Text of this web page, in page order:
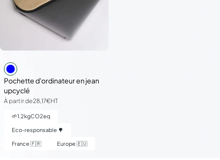
Pochette d'ordinateur en jean
upcyclé
À partir de28,17€HT
🌱1.2kgCO2eq
Eco-responsable 🌳
France 🇫🇷 Europe 🇪🇺